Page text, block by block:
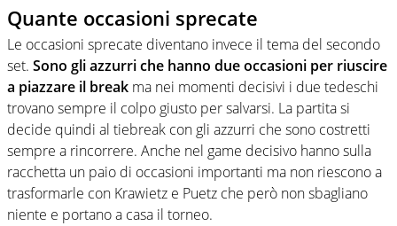
Quante occasioni sprecate
Le occasioni sprecate diventano invece il tema del secondo
set. Sono gli azzurri che hanno due occasioni per riuscire
a piazzare il break ma nei momenti decisivi i due tedeschi
trovano sempre il colpo giusto per salvarsi. La partita si
decide quindi al tiebreak con gli azzurri che sono costretti
sempre a rincorrere. Anche nel game decisivo hanno sulla
racchetta un paio di occasioni importanti ma non riescono a
trasformarle con Krawietz e Puetz che però non sbagliano
niente e portano a casa il torneo.